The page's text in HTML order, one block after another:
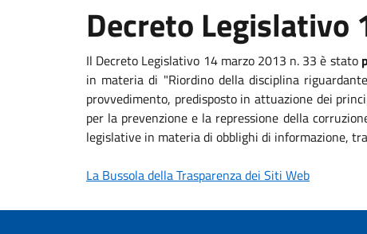
Decreto Legislativo
Il Decreto Legislativo 14 marzo 2013 n. 33 è stato
in materia di "Riordino della disciplina
provvedimento, predisposto in attuazione dei
per la prevenzione e la repressione della
legislative in materia di obblighi di informazione,
La Bussola della Trasparenza dei Siti Web